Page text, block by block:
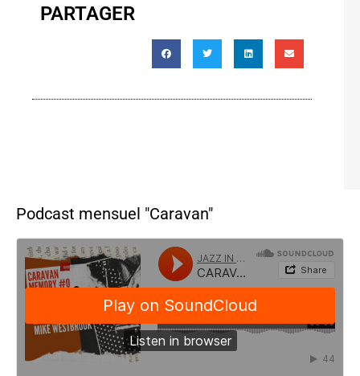
PARTAGER
Podcast mensuel "Caravan"